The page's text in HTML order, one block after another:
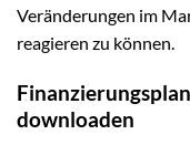
Veränderungen im
reagieren zu können.
downloaden